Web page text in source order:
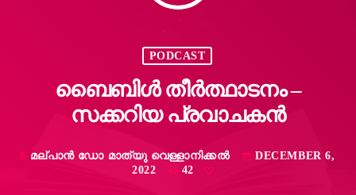
PODCAST
ബൈബിൾ തീർത്ഥാടനം –
സക്കറിയ പ്രവാചകൻ
mic മല്പാൻ ഡോ മാത്യു വെള്ളാനിക്കൽ today DECEMBER 6,
2022
42